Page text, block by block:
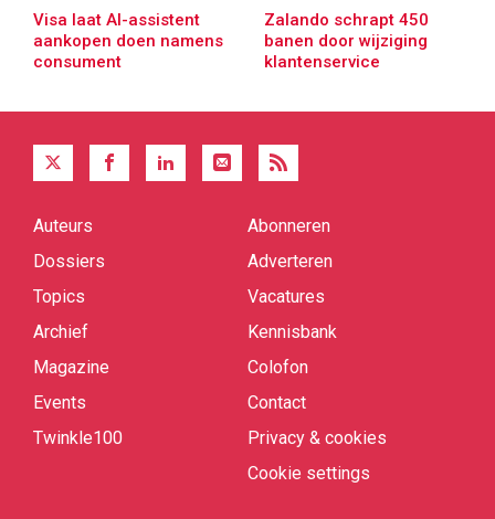
Visa laat AI-assistent
aankopen doen namens
consument
Zalando schrapt 450
banen door wijziging
klantenservice
Quick
Auteurs
Dossiers
Topics
Archief
Magazine
Events
Twinkle100
Abonneren
Adverteren
Vacatures
Kennisbank
Colofon
Contact
Privacy & cookies
Cookie settings